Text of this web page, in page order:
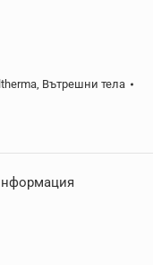
, Вътрешни тела